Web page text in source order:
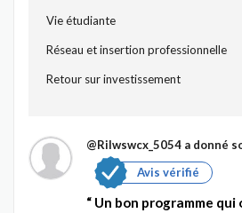
Vie étudiante
Réseau et insertion professionnelle
Retour sur investissement
@Rilwswcx_5054 a donné
Avis vérifié
Un bon programme